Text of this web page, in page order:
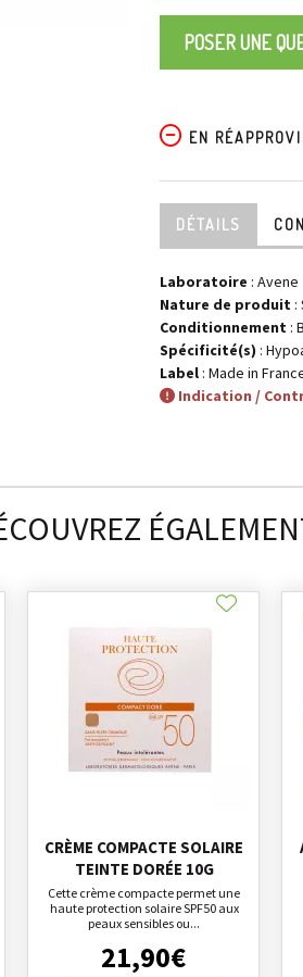
POSER UNE
EN
DÉTAILS
Laboratoire : Avene
Nature de produit :
Conditionnement :
Spécificité(s) :
Label : Made in
Indication /
CRÈME COMPACTE SOLAIRE
TEINTE DORÉE 10G
Cette crème compacte permet une
haute protection solaire SPF50 aux
peaux sensibles ou...
21,90€